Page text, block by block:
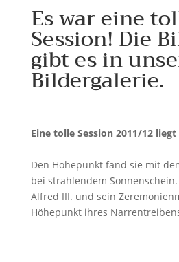
Es war eine
Session! Die
gibt es in
Bildergalerie.
Eine tolle Session 2011/12
Den Höhepunkt fand sie mit
bei strahlendem
Alfred III. und sein
Höhepunkt ihres